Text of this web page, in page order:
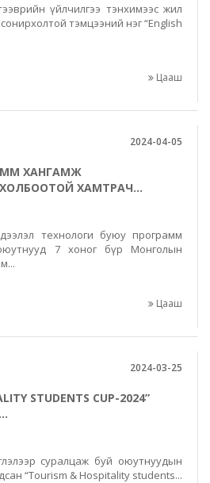
үйлчилгээ тэнхимээс жил
тэмцээний нэг “English
Цааш
2024-04-05
ХАНГАМЖ
ХАМТРАЧ...
технологи буюу программ
7 хоног бүр Монголын
Цааш
2024-03-25
STUDENTS CUP-2024”
суралцаж буй оюутнуудын
“Tourism & Hospitality students...